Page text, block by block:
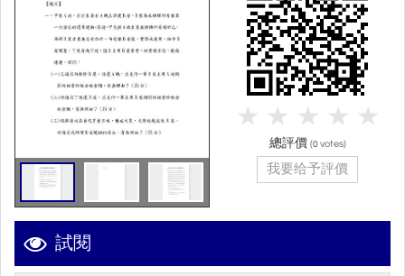
試閱
總評價 (0 votes)
我要给予評價